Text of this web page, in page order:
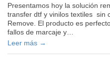
Presentamos hoy la solución
transfer dtf y vinilos textiles sin
Remove. El producto es
fallos de marcaje y…
Leer más →